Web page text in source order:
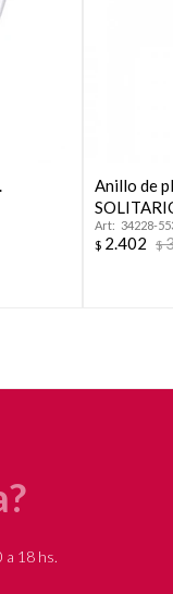
Anillo de
34228-
$ 2.402 $
a 18 hs.